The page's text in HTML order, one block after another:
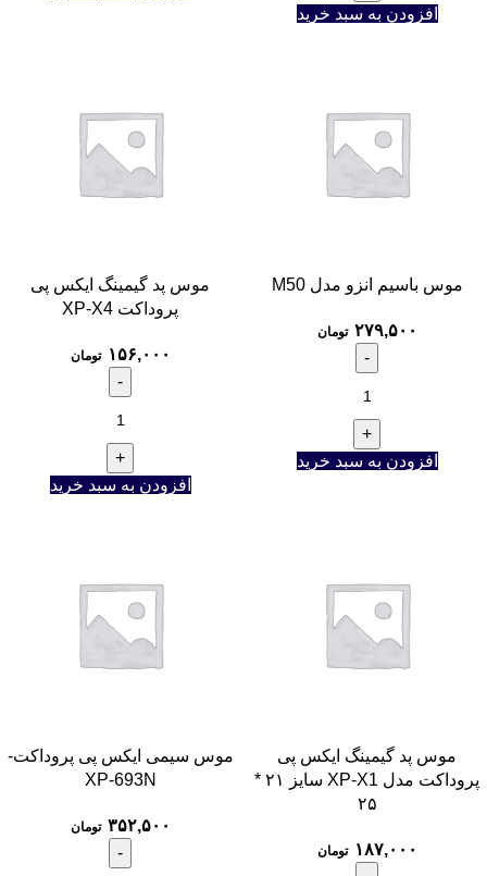
افزودن به سبد خرید
موس باسیم انزو مدل M50
۲۷۹,۵۰۰ تومان
افزودن به سبد خرید
موس پد گیمینگ ایکس پی
پروداکت XP-X4
۱۵۶,۰۰۰ تومان
افزودن به سبد خرید
موس پد گیمینگ ایکس پی
پروداکت مدل XP-X1 سایز ۲۱ *
۲۵
۱۸۷,۰۰۰ تومان
موس سیمی ایکس پی پروداکت-
XP-693N
۳۵۲,۵۰۰ تومان